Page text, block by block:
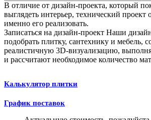
В отличие от дизайн-проекта, который
выглядеть интерьер, технический проект
именно его реализовать.
Записаться на дизайн-проект Наши
подобрать плитку, сантехнику и мебель,
реалистичную 3D-визуализацию,
и рассчитают необходимое количество
Калькулятор плитки
График поставок